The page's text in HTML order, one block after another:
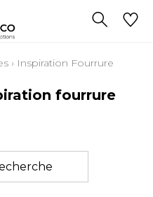
› Inspiration Fourrure
fourrure